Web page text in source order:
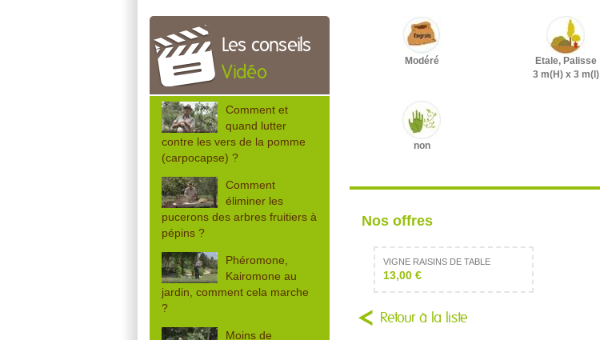
Les conseils
Vidéo
Comment et
quand lutter
contre les vers de la pomme
(carpocapse) ?
Comment
éliminer les
pucerons des arbres fruitiers à
pépins ?
Phéromone,
Kairomone au
jardin, comment cela marche
?
Moins de
Modéré
Etale, Palisse
3 m(H) x 3 m(l)
non
Nos offres
VIGNE RAISINS DE TABLE
13,00 €
Retour à la liste